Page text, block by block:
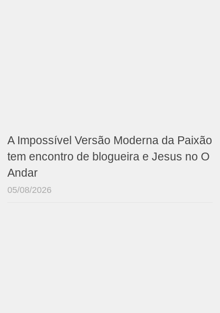
A Impossível Versão Moderna da Paixão
tem encontro de blogueira e Jesus no O
Andar
05/08/2026